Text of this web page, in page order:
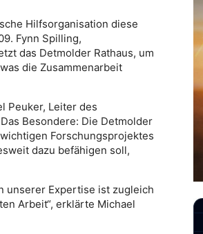
Hilfsorganisation diese
Fynn Spilling,
das Detmolder Rathaus, um
die Zusammenarbeit
Peuker, Leiter des
Besondere: Die Detmolder
Forschungsprojektes
dazu befähigen soll,
unserer Expertise ist zugleich
Arbeit“, erklärte Michael